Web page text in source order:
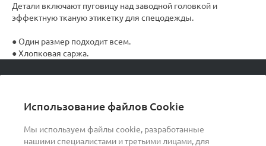
Использование файлов Cookie
Мы используем файлы cookie, разработанные
нашими специалистами и третьими лицами, для
Детали включают пуговицу над заводной головкой и
эффектную тканую этикетку для спецодежды.
● Один размер подходит всем.
● Хлопковая саржа.